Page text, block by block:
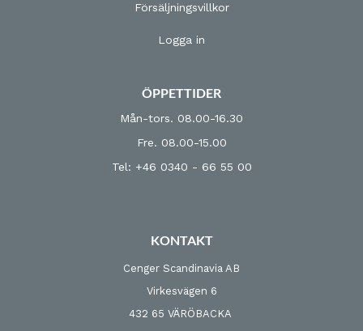
Försäljningsvillkor
Logga in
ÖPPETTIDER
Mån-tors. 08.00-16.30
Fre. 08.00-15.00
Tel: +46 0340 - 66 55 00
KONTAKT
Cenger Scandinavia AB
Virkesvägen 6
432 65 VÄRÖBACKA